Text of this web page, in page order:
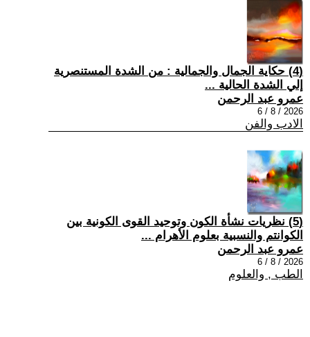
(4) حكاية الجمال والجمالية : من الشدة المستنصرية
إلي الشدة الحالية ...
عمرو عبد الرحمن
2026 / 8 / 6
الادب والفن
(5) نظريات نشأة الكون وتوحيد القوى الكونية بين
الكوانتم والنسبية بعلوم الأهرام ...
عمرو عبد الرحمن
2026 / 8 / 6
الطب , والعلوم